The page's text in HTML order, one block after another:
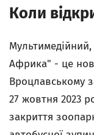
Коли
Африка" - це
Вроцлавському
27 жовтня 2023
закриття